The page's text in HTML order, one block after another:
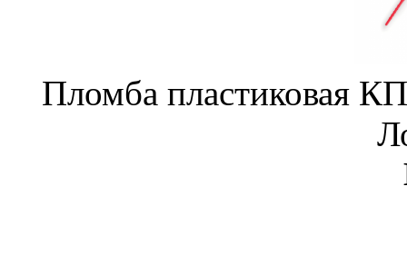
Пломба пластиковая